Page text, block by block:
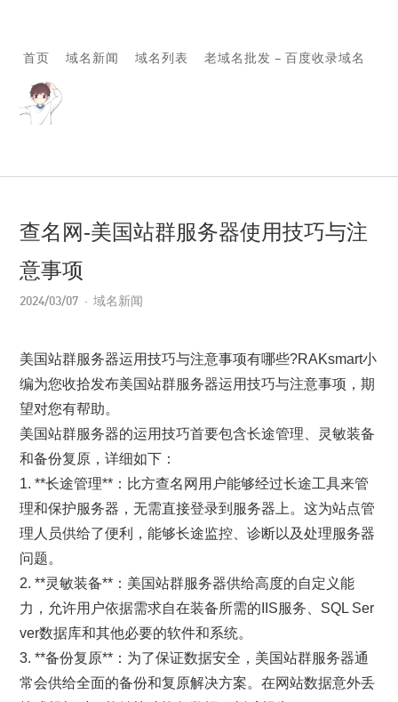
首页 域名新闻 域名列表 老域名批发 – 百度收录域名
查名网-美国站群服务器使用技巧与注
意事项
2024/03/07 域名新闻
美国站群服务器运用技巧与注意事项有哪些?RAKsmart小
编为您收拾发布美国站群服务器运用技巧与注意事项，期
望对您有帮助。
美国站群服务器的运用技巧首要包含长途管理、灵敏装备
和备份复原，详细如下：
1. **长途管理**：比方查名网用户能够经过长途工具来管
理和保护服务器，无需直接登录到服务器上。这为站点管
理人员供给了便利，能够长途监控、诊断以及处理服务器
问题。
2. **灵敏装备**：美国站群服务器供给高度的自定义能
力，允许用户依据需求自在装备所需的IIS服务、SQL Ser
ver数据库和其他必要的软件和系统。
3. **备份复原**：为了保证数据安全，美国站群服务器通
常会供给全面的备份和复原解决方案。在网站数据意外丢